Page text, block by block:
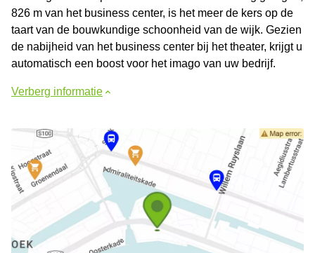
826 m van het business center, is het meer de kers op de
taart van de bouwkundige schoonheid van de wijk. Gezien
de nabijheid van het business center bij het theater, krijgt u
automatisch een boost voor het imago van uw bedrijf.
Verberg informatie